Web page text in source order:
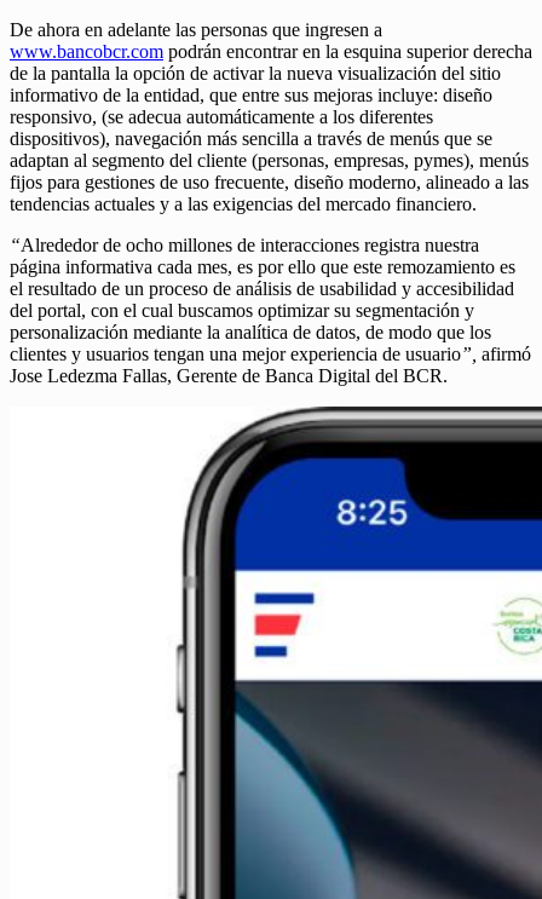
De ahora en adelante las personas que ingresen a
www.bancobcr.com podrán encontrar en la esquina superior derecha
de la pantalla la opción de activar la nueva visualización del sitio
informativo de la entidad, que entre sus mejoras incluye: diseño
responsivo, (se adecua automáticamente a los diferentes
dispositivos), navegación más sencilla a través de menús que se
adaptan al segmento del cliente (personas, empresas, pymes), menús
fijos para gestiones de uso frecuente, diseño moderno, alineado a las
tendencias actuales y a las exigencias del mercado financiero.
“Alrededor de ocho millones de interacciones registra nuestra
página informativa cada mes, es por ello que este remozamiento es
el resultado de un proceso de análisis de usabilidad y accesibilidad
del portal, con el cual buscamos optimizar su segmentación y
personalización mediante la analítica de datos, de modo que los
clientes y usuarios tengan una mejor experiencia de usuario”, afirmó
Jose Ledezma Fallas, Gerente de Banca Digital del BCR.